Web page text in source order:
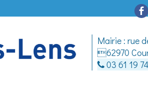
Mairie : rue
62970
03 61 19